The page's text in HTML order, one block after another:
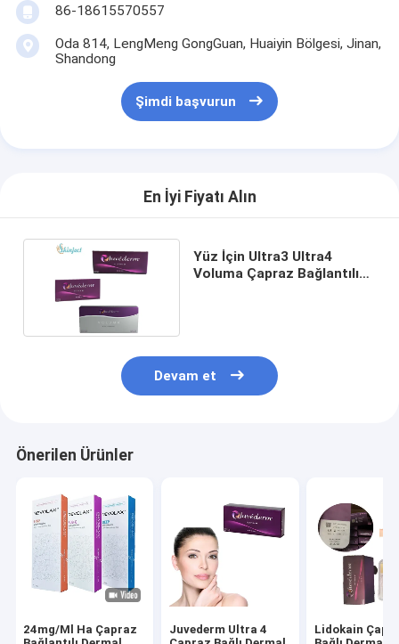
86-18615570557
Oda 814, LengMeng GongGuan, Huaiyin Bölgesi, Jinan,
Shandong
Şimdi başvurun
En İyi Fiyatı Alın
Yüz İçin Ultra3 Ultra4
Voluma Çapraz Bağlantılı
Devam et
Önerilen Ürünler
24mg/Ml Ha Çapraz
Juvederm Ultra 4
Lidokain